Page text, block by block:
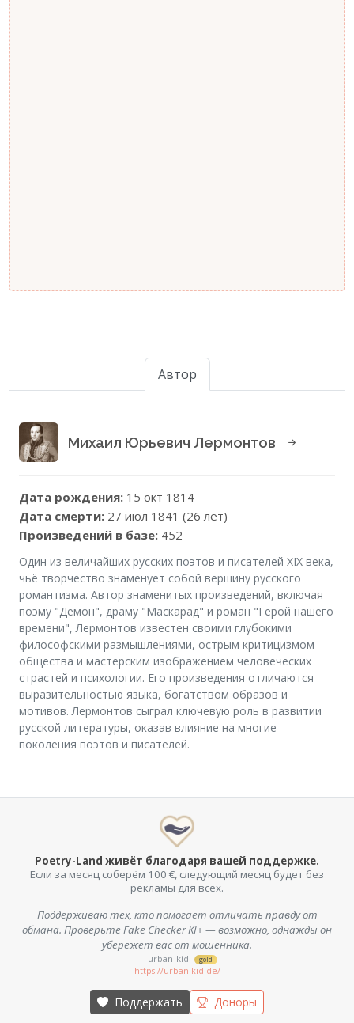
Автор
Михаил Юрьевич Лермонтов
Дата рождения: 15 окт 1814
Дата смерти: 27 июл 1841 (26 лет)
Произведений в базе: 452
Один из величайших русских поэтов и писателей XIX века,
чьё творчество знаменует собой вершину русского
романтизма. Автор знаменитых произведений, включая
поэму "Демон", драму "Маскарад" и роман "Герой нашего
времени", Лермонтов известен своими глубокими
философскими размышлениями, острым критицизмом
общества и мастерским изображением человеческих
страстей и психологии. Его произведения отличаются
выразительностью языка, богатством образов и
мотивов. Лермонтов сыграл ключевую роль в развитии
русской литературы, оказав влияние на многие
поколения поэтов и писателей.
Poetry-Land живёт благодаря вашей поддержке.
Если за месяц соберём 100 €, следующий месяц будет без
рекламы для всех.
Поддерживаю тех, кто помогает отличать правду от
обмана. Проверьте Fake Checker KI+ — возможно, однажды он
убережёт вас от мошенника.
— urban-kid gold
https://urban-kid.de/
Поддержать Доноры